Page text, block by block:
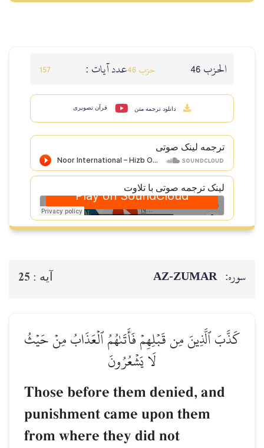
الحزب 46 حزب 46 عدد آيات : 157
دانلود ترجمه متن قرآن تصویری
ترجمه لینک صوتى
لینک ترجمه صوتی با تلاوت
سوره: AZ-ZUMAR آيه : 25
كَذَّبَ ٱلَّذِينَ مِن قَبۡلِهِمۡ فَأَتَىٰهُمُ ٱلۡعَذَابُ مِنۡ حَيۡثُ
لَا يَشۡعُرُونَ
Those before them denied, and
punishment came upon them
from where they did not